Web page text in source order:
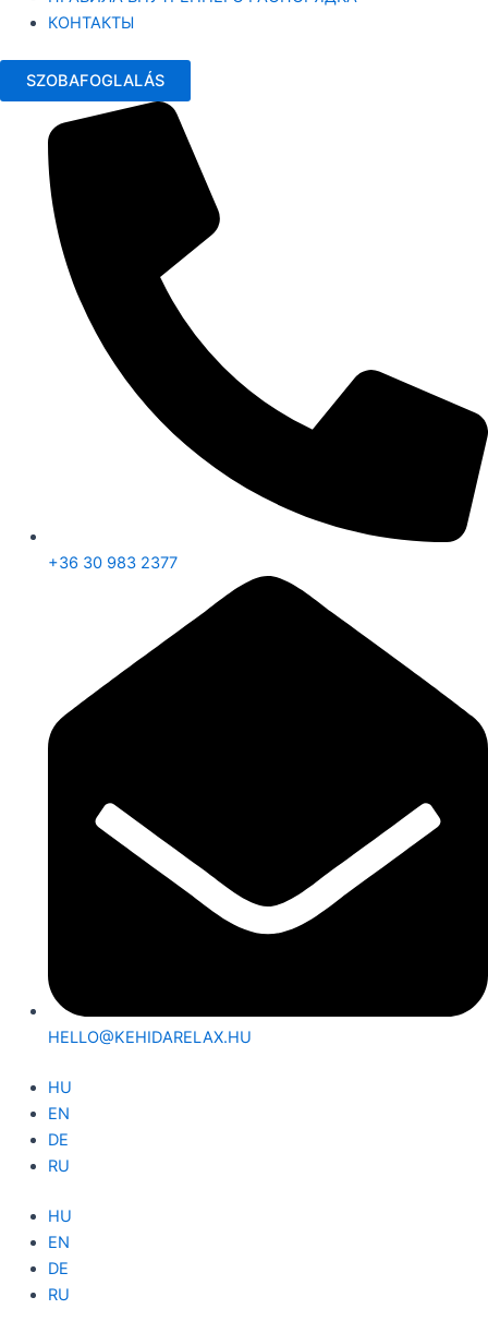
КОНТАКТЫ
SZOBAFOGLALÁS
+36 30 983 2377
HELLO@KEHIDARELAX.HU
HU
EN
DE
RU
HU
EN
DE
RU